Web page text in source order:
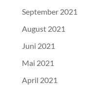
September 2021
August 2021
Juni 2021
Mai 2021
April 2021